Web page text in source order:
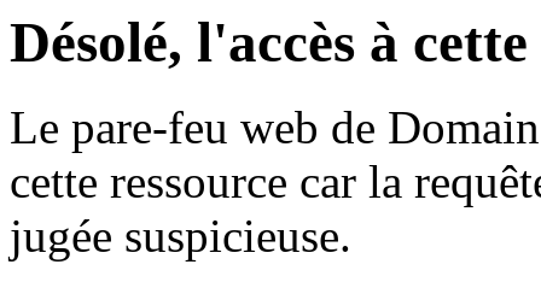
Désolé, l'accès à
Le pare-feu web de
cette ressource car la
jugée suspicieuse.